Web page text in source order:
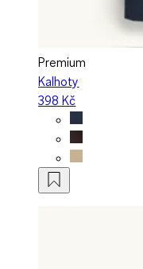
Premium
Kalhoty
398 Kč